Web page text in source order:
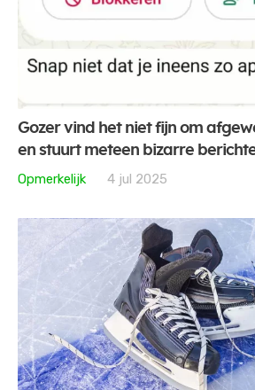
Gozer vind het niet fijn om
en stuurt meteen bizarre
Opmerkelijk
4 jul 2025